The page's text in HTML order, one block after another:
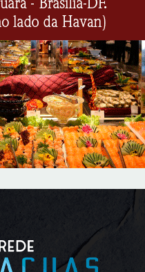
Regional Federal da 1ª
de Estágio
com quem está falando?”: A
nos órgãos públicos
MPDFT ajuíza ação
em sítio arqueológico pré-
de internet transformam o Wi-
celebram legado de Augusto
em Brasília